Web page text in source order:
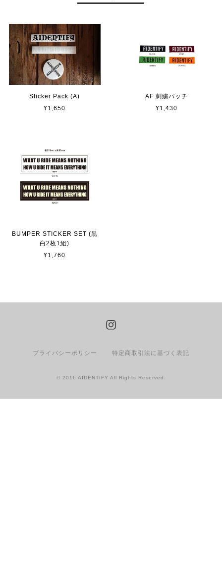
Sticker Pack (A)
¥1,650
AF 刺繍パッチ
¥1,430
BUMPER STICKER SET (黒
白2枚1組)
¥1,760
プライバシーポリシー 特定商取引法に基づく表記
© 2016 AIDENTIFY All Rights Reserved.